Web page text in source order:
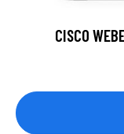
CISCO